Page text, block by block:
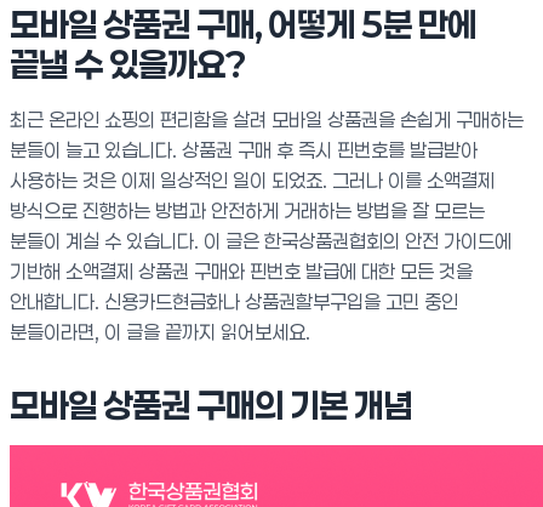
모바일 상품권 구매, 어떻게 5분 만에
끝낼 수 있을까요?
최근 온라인 쇼핑의 편리함을 살려 모바일 상품권을 손쉽게 구매하는
분들이 늘고 있습니다. 상품권 구매 후 즉시 핀번호를 발급받아
사용하는 것은 이제 일상적인 일이 되었죠. 그러나 이를 소액결제
방식으로 진행하는 방법과 안전하게 거래하는 방법을 잘 모르는
분들이 계실 수 있습니다. 이 글은 한국상품권협회의 안전 가이드에
기반해 소액결제 상품권 구매와 핀번호 발급에 대한 모든 것을
안내합니다. 신용카드현금화나 상품권할부구입을 고민 중인
분들이라면, 이 글을 끝까지 읽어보세요.
모바일 상품권 구매의 기본 개념